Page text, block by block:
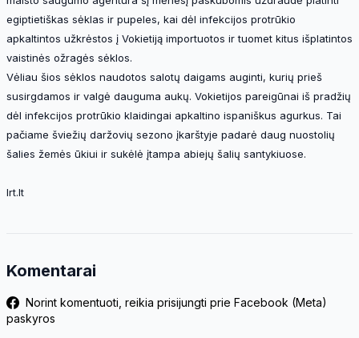
egiptietiškas sėklas ir pupeles, kai dėl infekcijos protrūkio
apkaltintos užkrėstos į Vokietiją importuotos ir tuomet kitus išplatintos
vaistinės ožragės sėklos.
Vėliau šios sėklos naudotos salotų daigams auginti, kurių prieš
susirgdamos ir valgė dauguma aukų. Vokietijos pareigūnai iš pradžių
dėl infekcijos protrūkio klaidingai apkaltino ispaniškus agurkus. Tai
pačiame šviežių daržovių sezono įkarštyje padarė daug nuostolių
šalies žemės ūkiui ir sukėlė įtampa abiejų šalių santykiuose.
lrt.lt
Komentarai
Norint komentuoti, reikia prisijungti prie Facebook (Meta)
paskyros